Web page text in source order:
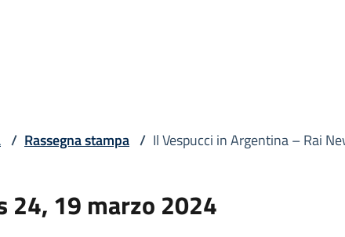
/ Rassegna stampa / Il Vespucci in Argentina – Rai
24, 19 marzo 2024